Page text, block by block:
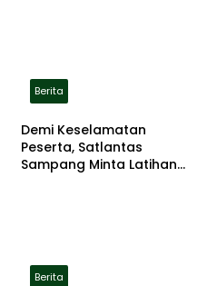
Berita
Demi Keselamatan
Peserta, Satlantas
Sampang Minta Latihan
Berita